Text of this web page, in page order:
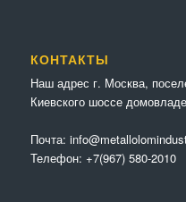
КОНТАКТЫ
Наш адрес г. Москва,
Киевского шоссе
Почта:
Телефон: +7(967) 580-2010